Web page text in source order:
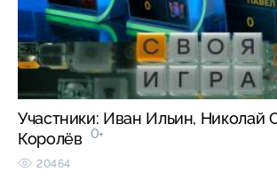
Участники: Иван Ильин, Николай
Королёв
0+
20464